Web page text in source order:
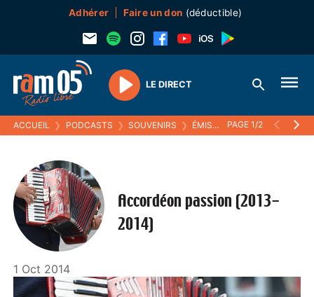
Adhérer Faire un don (déductible)
Play
LE DIRECT
ACCUEIL ❯ PODCASTS ❯ SOUVENIRS ❯ ÉMISSIONS MUSICALES (SOUVENIRS) PAGE 1/2
Accordéon passion (2013-
2014)
1 Oct 2014